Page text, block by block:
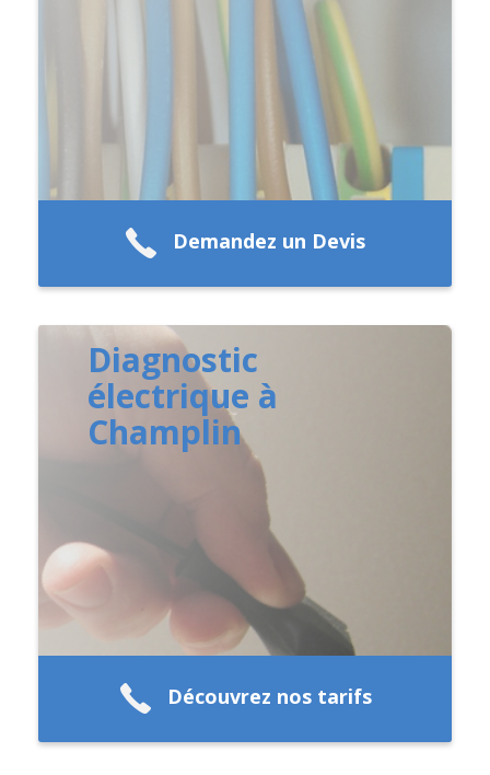
Demandez un Devis
Diagnostic
électrique à
Champlin
Découvrez nos tarifs